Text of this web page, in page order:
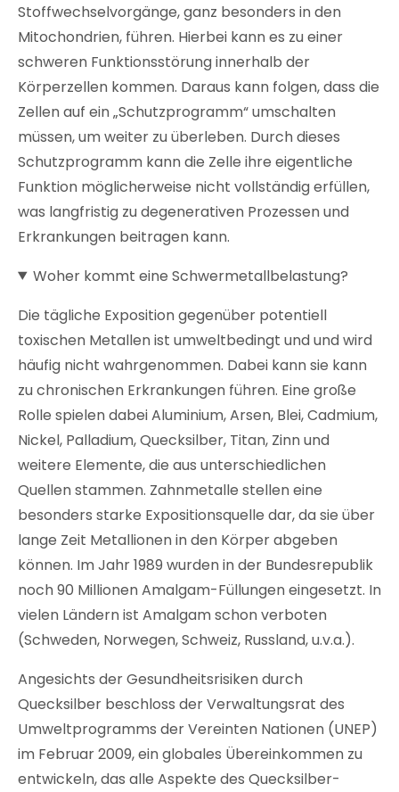
Stoffwechselvorgänge, ganz besonders in den
Mitochondrien, führen. Hierbei kann es zu einer
schweren Funktionsstörung innerhalb der
Körperzellen kommen. Daraus kann folgen, dass die
Zellen auf ein „Schutzprogramm“ umschalten
müssen, um weiter zu überleben. Durch dieses
Schutzprogramm kann die Zelle ihre eigentliche
Funktion möglicherweise nicht vollständig erfüllen,
was langfristig zu degenerativen Prozessen und
Erkrankungen beitragen kann.
Woher kommt eine Schwermetallbelastung?
Die tägliche Exposition gegenüber potentiell
toxischen Metallen ist umweltbedingt und und wird
häufig nicht wahrgenommen. Dabei kann sie kann
zu chronischen Erkrankungen führen. Eine große
Rolle spielen dabei Aluminium, Arsen, Blei, Cadmium,
Nickel, Palladium, Quecksilber, Titan, Zinn und
weitere Elemente, die aus unterschiedlichen
Quellen stammen. Zahnmetalle stellen eine
besonders starke Expositionsquelle dar, da sie über
lange Zeit Metallionen in den Körper abgeben
können. Im Jahr 1989 wurden in der Bundesrepublik
noch 90 Millionen Amalgam-Füllungen eingesetzt. In
vielen Ländern ist Amalgam schon verboten
(Schweden, Norwegen, Schweiz, Russland, u.v.a.).
Angesichts der Gesundheitsrisiken durch
Quecksilber beschloss der Verwaltungsrat des
Umweltprogramms der Vereinten Nationen (UNEP)
im Februar 2009, ein globales Übereinkommen zu
entwickeln, das alle Aspekte des Quecksilber-